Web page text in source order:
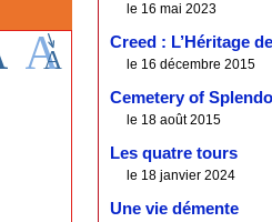
le 16 mai 2023
Creed : L’Héritage
le 16 décembre 2015
Cemetery of
le 18 août 2015
Les quatre tours
le 18 janvier 2024
Une vie démente